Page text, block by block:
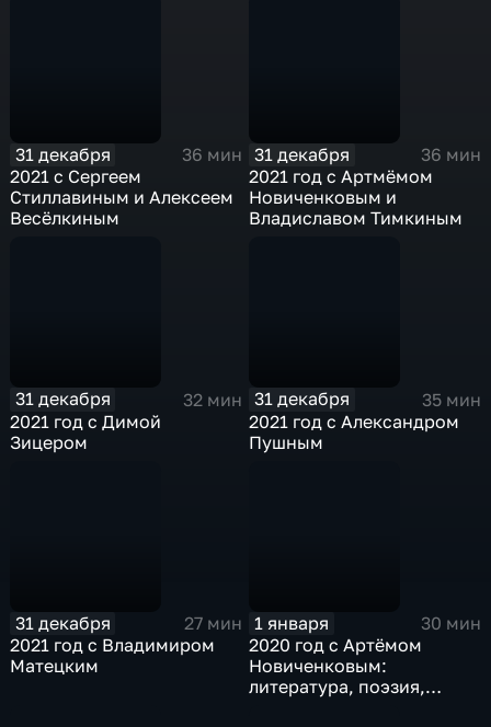
31 декабря
36 мин
2021 с Сергеем
Стиллавиным и Алексеем
Весёлкиным
31 декабря
36 мин
2021 год с Артмёмом
Новиченковым и
Владиславом Тимкиным
31 декабря
32 мин
2021 год с Димой
Зицером
31 декабря
35 мин
2021 год с Александром
Пушным
31 декабря
27 мин
2021 год с Владимиром
Матецким
1 января
30 мин
2020 год с Артёмом
Новиченковым:
литература, поэзия,